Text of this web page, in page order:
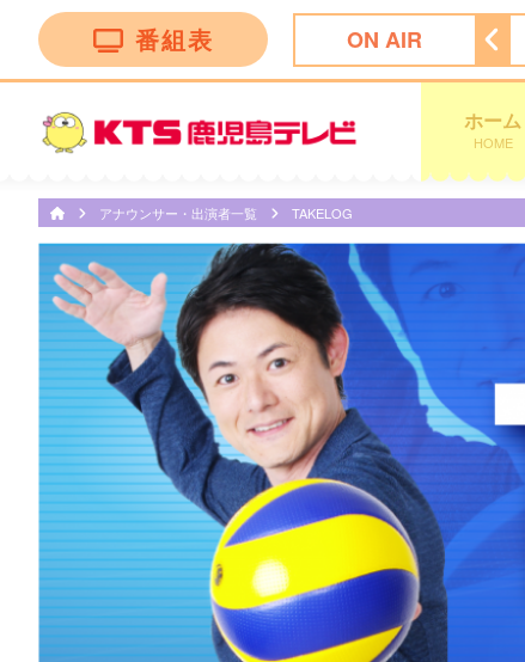
番組表 ON AIR
25:00 あちこちオードリー 25:30 ゴリパラ見聞録
ホーム
HOME
アナウンサー・出演者一覧 TAKELOG